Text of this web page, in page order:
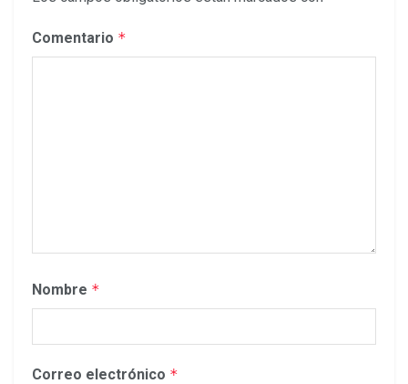
Comentario *
Nombre *
Correo electrónico *